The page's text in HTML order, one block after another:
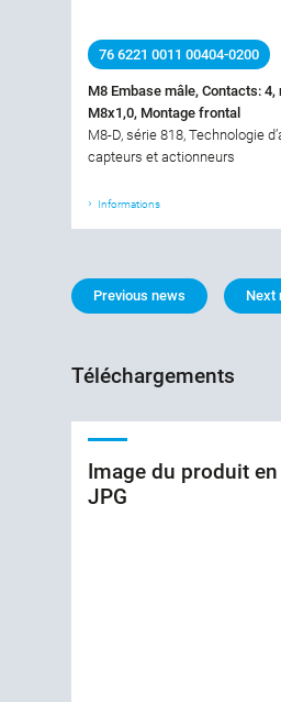
76 6221 0011 00404-0200
M8 Embase mâle, Contacts:
M8x1,0, Montage frontal
M8-D, série 818, Technologie
capteurs et actionneurs
Informations
Previous news Next
Téléchargements
Image du produit
JPG